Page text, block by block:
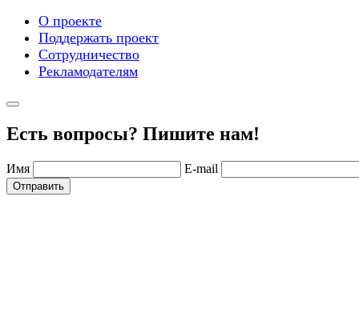
О проекте
Поддержать проект
Сотрудничество
Рекламодателям
Есть вопросы? Пишите нам!
Имя E-mail